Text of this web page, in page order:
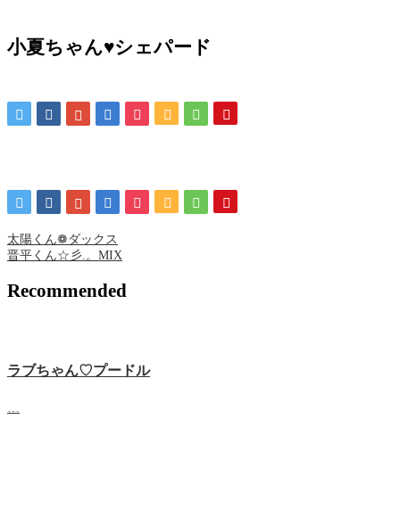
小夏ちゃん♥シェパード
太陽くん❁ ダックス
晋平くん☆彡.。MIX
Recommended
ラブちゃん♡プードル